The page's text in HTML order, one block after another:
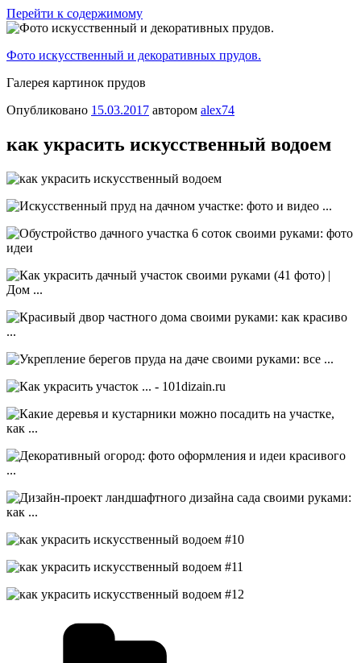
Перейти к содержимому
Фото искусственный и декоративных прудов.
Галерея картинок прудов
Опубликовано 15.03.2017 автором alex74
как украсить искусственный водоем